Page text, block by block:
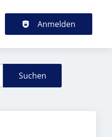
Anmelden
Suchen